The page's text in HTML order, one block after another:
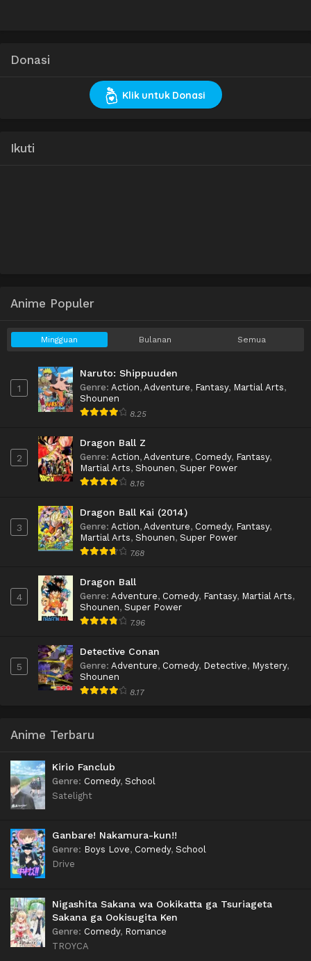
Donasi
Klik untuk Donasi
Ikuti
Anime Populer
Mingguan Bulanan Semua
1
Naruto: Shippuuden
Genre: Action, Adventure, Fantasy, Martial Arts,
Shounen
8.25
2
Dragon Ball Z
Genre: Action, Adventure, Comedy, Fantasy,
Martial Arts, Shounen, Super Power
8.16
3
Dragon Ball Kai (2014)
Genre: Action, Adventure, Comedy, Fantasy,
Martial Arts, Shounen, Super Power
7.68
4
Dragon Ball
Genre: Adventure, Comedy, Fantasy, Martial Arts,
Shounen, Super Power
7.96
5
Detective Conan
Genre: Adventure, Comedy, Detective, Mystery,
Shounen
8.17
Anime Terbaru
Kirio Fanclub
Genre: Comedy, School
Satelight
Ganbare! Nakamura-kun!!
Genre: Boys Love, Comedy, School
Drive
Nigashita Sakana wa Ookikatta ga Tsuriageta
Sakana ga Ookisugita Ken
Genre: Comedy, Romance
TROYCA